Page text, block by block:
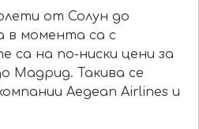
от Солун до
в момента са с
са на по-ниски цени за
Мадрид. Такива се
Aegean Airlines и